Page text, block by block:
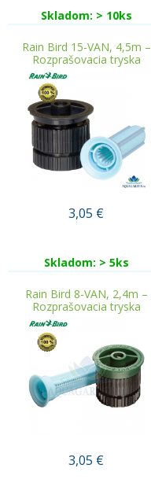
Skladom: > 10ks
Rain Bird 15-VAN, 4,5m –
Rozprašovacia tryska
3,05 €
Skladom: > 5ks
Rain Bird 8-VAN, 2,4m –
Rozprašovacia tryska
3,05 €